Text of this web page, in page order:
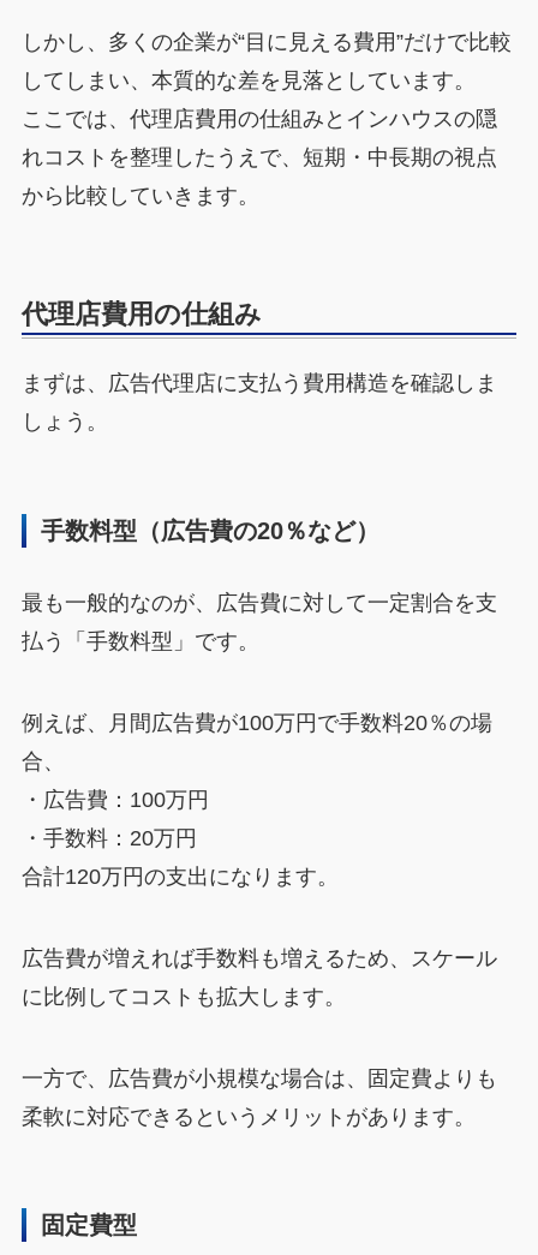
しかし、多くの企業が“目に見える費用”だけで比較
してしまい、本質的な差を見落としています。
ここでは、代理店費用の仕組みとインハウスの隠
れコストを整理したうえで、短期・中長期の視点
から比較していきます。
代理店費用の仕組み
まずは、広告代理店に支払う費用構造を確認しま
しょう。
手数料型（広告費の20％など）
最も一般的なのが、広告費に対して一定割合を支
払う「手数料型」です。
例えば、月間広告費が100万円で手数料20％の場
合、
・広告費：100万円
・手数料：20万円
合計120万円の支出になります。
広告費が増えれば手数料も増えるため、スケール
に比例してコストも拡大します。
一方で、広告費が小規模な場合は、固定費よりも
柔軟に対応できるというメリットがあります。
固定費型